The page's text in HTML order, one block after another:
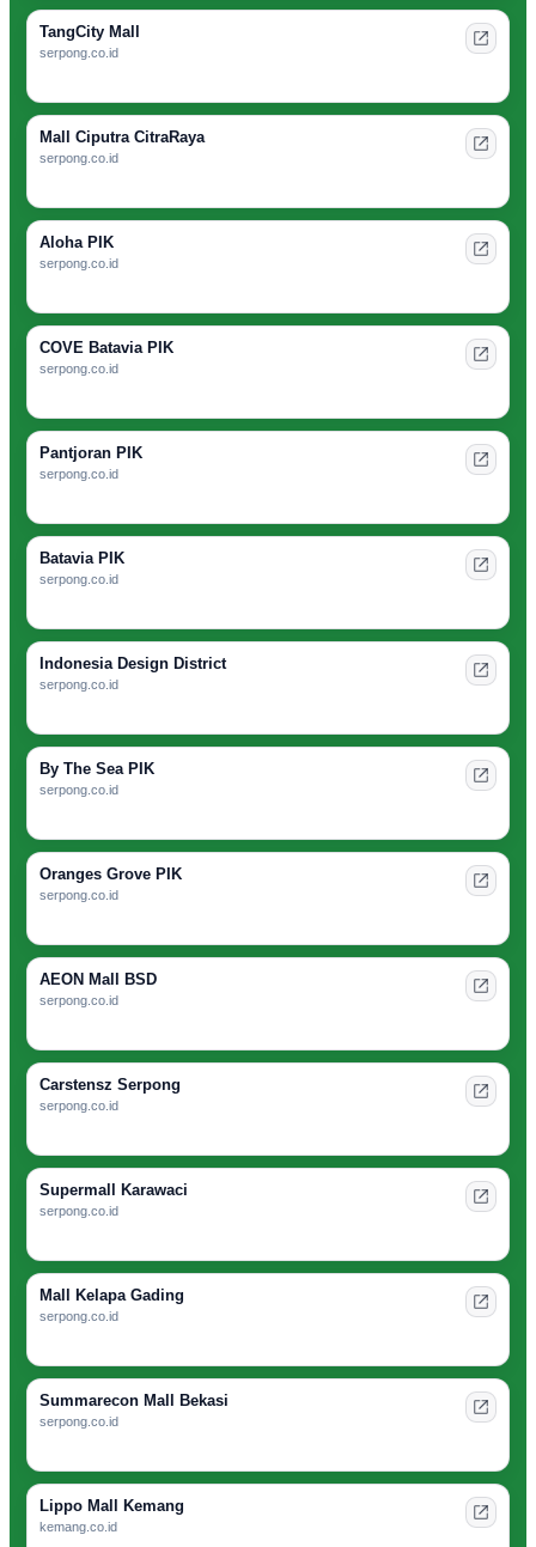
TangCity Mall
serpong.co.id
Mall Ciputra CitraRaya
serpong.co.id
Aloha PIK
serpong.co.id
COVE Batavia PIK
serpong.co.id
Pantjoran PIK
serpong.co.id
Batavia PIK
serpong.co.id
Indonesia Design District
serpong.co.id
By The Sea PIK
serpong.co.id
Oranges Grove PIK
serpong.co.id
AEON Mall BSD
serpong.co.id
Carstensz Serpong
serpong.co.id
Supermall Karawaci
serpong.co.id
Mall Kelapa Gading
serpong.co.id
Summarecon Mall Bekasi
serpong.co.id
Lippo Mall Kemang
kemang.co.id